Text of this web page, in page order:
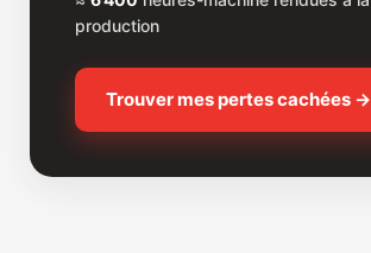
production
Trouver mes pertes cachées →